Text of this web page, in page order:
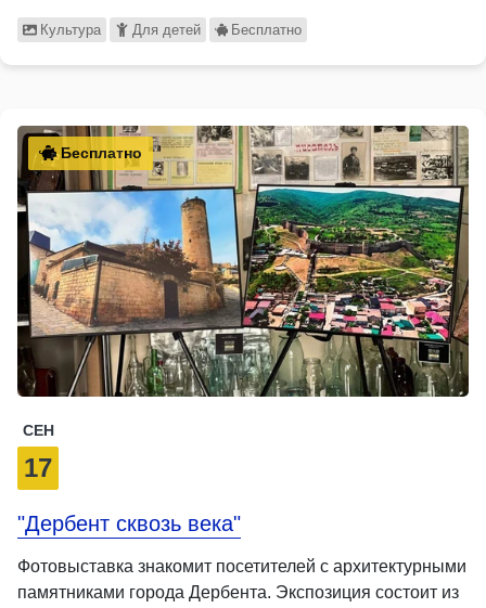
Культура Для детей Бесплатно
Бесплатно
СЕН
17
"Дербент сквозь века"
Фотовыставка знакомит посетителей с архитектурными
памятниками города Дербента. Экспозиция состоит из